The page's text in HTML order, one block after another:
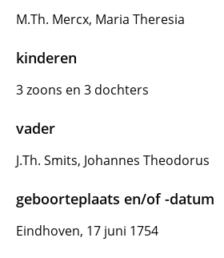
M.Th. Mercx, Maria Theresia
kinderen
3 zoons en 3 dochters
vader
J.Th. Smits, Johannes Theodorus
geboorteplaats en/of -datum
Eindhoven, 17 juni 1754